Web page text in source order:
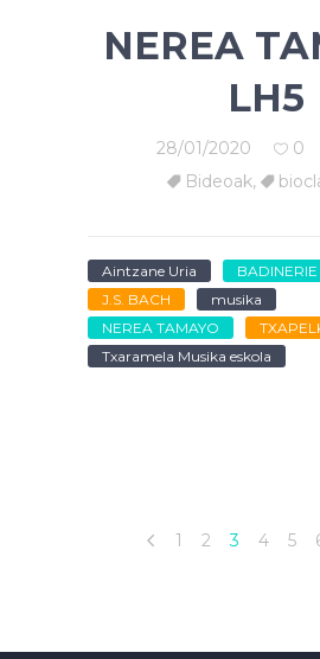
NEREA
LH5
28/01/2020 0
Bideoak,
Aintzane Uria
BADINERIE
J.S. BACH
musika
NEREA TAMAYO
Txaramela Musika eskola
1 2 3 4 5